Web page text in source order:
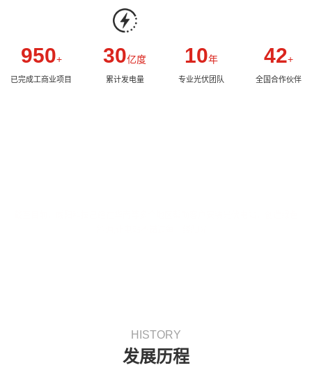
950+
已完成工商业项目
30亿度
累计发电量
10年
专业光伏团队
42+
全国合作伙伴
HISTORY
发展历程